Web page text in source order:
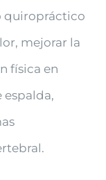
quiropráctico
mejorar la
física en
espalda,